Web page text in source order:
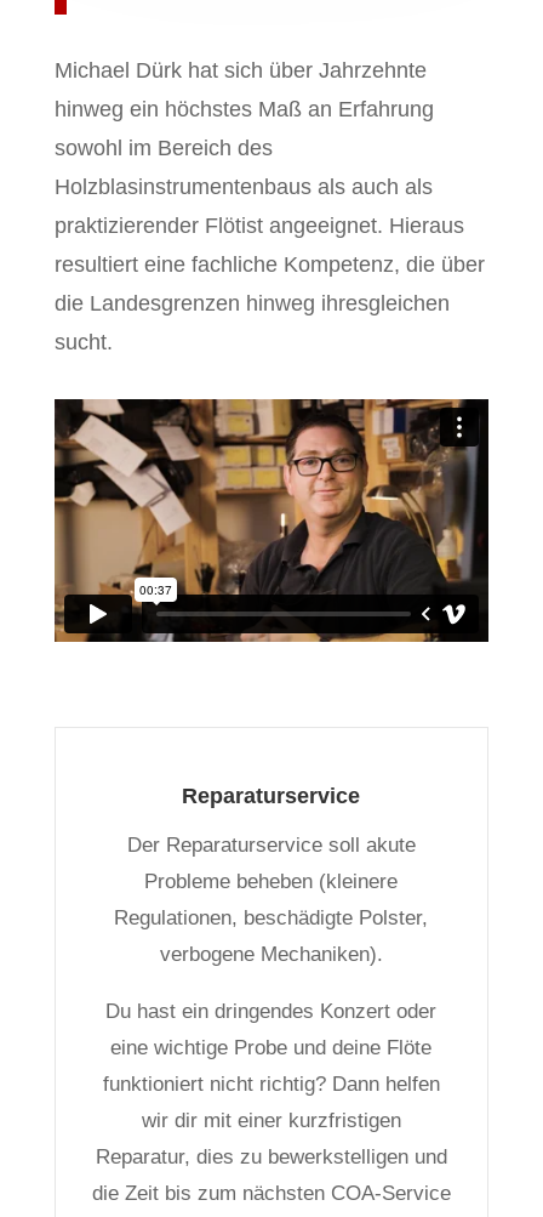
Michael Dürk hat sich über Jahrzehnte
hinweg ein höchstes Maß an Erfahrung
sowohl im Bereich des
Holzblasinstrumentenbaus als auch als
praktizierender Flötist angeeignet. Hieraus
resultiert eine fachliche Kompetenz, die über
die Landesgrenzen hinweg ihresgleichen
sucht.
Reparaturservice
Der Reparaturservice soll akute
Probleme beheben (kleinere
Regulationen, beschädigte Polster,
verbogene Mechaniken).
Du hast ein dringendes Konzert oder
eine wichtige Probe und deine Flöte
funktioniert nicht richtig? Dann helfen
wir dir mit einer kurzfristigen
Reparatur, dies zu bewerkstelligen und
die Zeit bis zum nächsten COA-Service